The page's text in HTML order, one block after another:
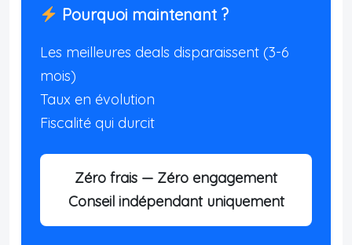
Pourquoi maintenant ?
Les meilleures deals disparaissent (3-6
mois)
Taux en évolution
Fiscalité qui durcit
Zéro frais — Zéro engagement
Conseil indépendant uniquement